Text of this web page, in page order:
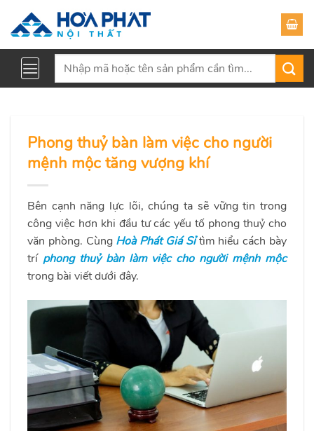
Tìm
Phong thuỷ bàn làm việc cho người
mệnh mộc tăng vượng khí
Bên cạnh năng lực lõi, chúng ta sẽ vững tin trong
công việc hơn khi đầu tư các yếu tố phong thuỷ cho
văn phòng. CùngHoà Phát Giá Sỉ tìm hiểu cách bày
trí phong thuỷ bàn làm việc cho người mệnh mộc
trong bài viết dưới đây.